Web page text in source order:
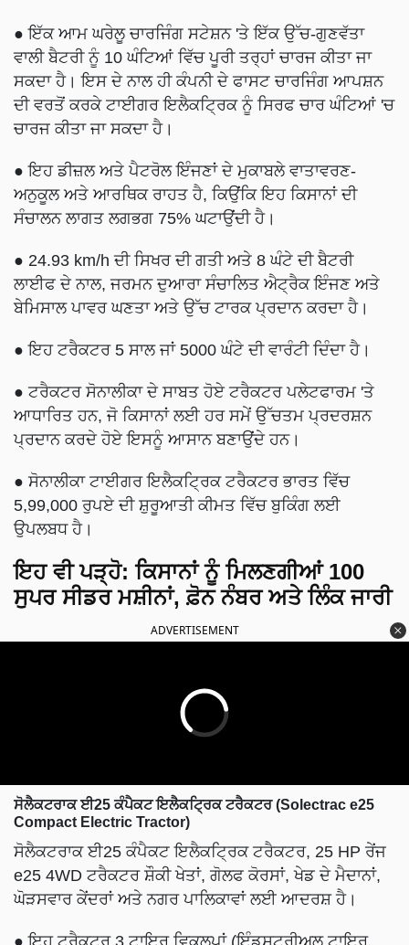
● ਇੱਕ ਆਮ ਘਰੇਲੂ ਚਾਰਜਿੰਗ ਸਟੇਸ਼ਨ 'ਤੇ ਇੱਕ ਉੱਚ-ਗੁਣਵੱਤਾ
ਵਾਲੀ ਬੈਟਰੀ ਨੂੰ 10 ਘੰਟਿਆਂ ਵਿੱਚ ਪੂਰੀ ਤਰ੍ਹਾਂ ਚਾਰਜ ਕੀਤਾ ਜਾ
ਸਕਦਾ ਹੈ। ਇਸ ਦੇ ਨਾਲ ਹੀ ਕੰਪਨੀ ਦੇ ਫਾਸਟ ਚਾਰਜਿੰਗ ਆਪਸ਼ਨ
ਦੀ ਵਰਤੋਂ ਕਰਕੇ ਟਾਈਗਰ ਇਲੈਕਟ੍ਰਿਕ ਨੂੰ ਸਿਰਫ ਚਾਰ ਘੰਟਿਆਂ 'ਚ
ਚਾਰਜ ਕੀਤਾ ਜਾ ਸਕਦਾ ਹੈ।
● ਇਹ ਡੀਜ਼ਲ ਅਤੇ ਪੈਟਰੋਲ ਇੰਜਣਾਂ ਦੇ ਮੁਕਾਬਲੇ ਵਾਤਾਵਰਣ-
ਅਨੁਕੂਲ ਅਤੇ ਆਰਥਿਕ ਰਾਹਤ ਹੈ, ਕਿਉਂਕਿ ਇਹ ਕਿਸਾਨਾਂ ਦੀ
ਸੰਚਾਲਨ ਲਾਗਤ ਲਗਭਗ 75% ਘਟਾਉਂਦੀ ਹੈ।
● 24.93 km/h ਦੀ ਸਿਖਰ ਦੀ ਗਤੀ ਅਤੇ 8 ਘੰਟੇ ਦੀ ਬੈਟਰੀ
ਲਾਈਫ ਦੇ ਨਾਲ, ਜਰਮਨ ਦੁਆਰਾ ਸੰਚਾਲਿਤ ਐਟ੍ਰੈਕ ਇੰਜਣ ਅਤੇ
ਬੇਮਿਸਾਲ ਪਾਵਰ ਘਣਤਾ ਅਤੇ ਉੱਚ ਟਾਰਕ ਪ੍ਰਦਾਨ ਕਰਦਾ ਹੈ।
● ਇਹ ਟਰੈਕਟਰ 5 ਸਾਲ ਜਾਂ 5000 ਘੰਟੇ ਦੀ ਵਾਰੰਟੀ ਦਿੰਦਾ ਹੈ।
● ਟਰੈਕਟਰ ਸੋਨਾਲੀਕਾ ਦੇ ਸਾਬਤ ਹੋਏ ਟਰੈਕਟਰ ਪਲੇਟਫਾਰਮ 'ਤੇ
ਆਧਾਰਿਤ ਹਨ, ਜੋ ਕਿਸਾਨਾਂ ਲਈ ਹਰ ਸਮੇਂ ਉੱਚਤਮ ਪ੍ਰਦਰਸ਼ਨ
ਪ੍ਰਦਾਨ ਕਰਦੇ ਹੋਏ ਇਸਨੂੰ ਆਸਾਨ ਬਣਾਉਂਦੇ ਹਨ।
● ਸੋਨਾਲੀਕਾ ਟਾਈਗਰ ਇਲੈਕਟ੍ਰਿਕ ਟਰੈਕਟਰ ਭਾਰਤ ਵਿੱਚ
5,99,000 ਰੁਪਏ ਦੀ ਸ਼ੁਰੂਆਤੀ ਕੀਮਤ ਵਿੱਚ ਬੁਕਿੰਗ ਲਈ
ਉਪਲਬਧ ਹੈ।
ਇਹ ਵੀ ਪੜ੍ਹੋ:ਕਿਸਾਨਾਂ ਨੂੰ ਮਿਲਣਗੀਆਂ 100
ਸੁਪਰ ਸੀਡਰ ਮਸ਼ੀਨਾਂ, ਫ਼ੋਨ ਨੰਬਰ ਅਤੇ ਲਿੰਕ ਜਾਰੀ
ADVERTISEMENT
ਸੋਲੈਕਟਰਾਕ ਈ25 ਕੰਪੈਕਟ ਇਲੈਕਟ੍ਰਿਕ ਟਰੈਕਟਰ (Solectrac e25
Compact Electric Tractor)
ਸੋਲੈਕਟਰਾਕ ਈ25 ਕੰਪੈਕਟ ਇਲੈਕਟ੍ਰਿਕ ਟਰੈਕਟਰ, 25 HP ਰੇਂਜ
e25 4WD ਟਰੈਕਟਰ ਸ਼ੌਕੀ ਖੇਤਾਂ, ਗੋਲਫ ਕੋਰਸਾਂ, ਖੇਡ ਦੇ ਮੈਦਾਨਾਂ,
ਘੋੜਸਵਾਰ ਕੇਂਦਰਾਂ ਅਤੇ ਨਗਰ ਪਾਲਿਕਾਵਾਂ ਲਈ ਆਦਰਸ਼ ਹੈ।
● ਇਹ ਟਰੈਕਟਰ 3 ਟਾਇਰ ਵਿਕਲਪਾਂ (ਇੰਡਸਟਰੀਅਲ ਟਾਇਰ,